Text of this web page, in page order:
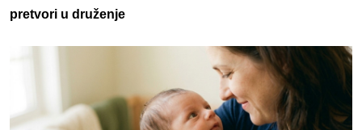
pretvori u druženje